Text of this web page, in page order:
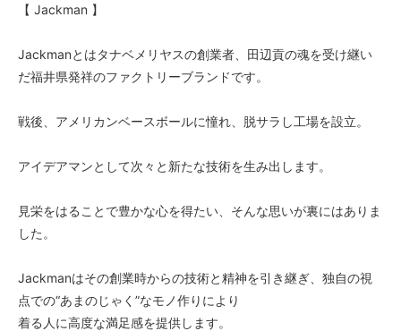
【 Jackman 】
Jackmanとはタナベメリヤスの創業者、田辺貢の魂を受け継い
だ福井県発祥のファクトリーブランドです。
戦後、アメリカンベースボールに憧れ、脱サラし工場を設立。
アイデアマンとして次々と新たな技術を生み出します。
見栄をはることで豊かな心を得たい、そんな思いが裏にはありま
した。
Jackmanはその創業時からの技術と精神を引き継ぎ、独自の視
点での“あまのじゃく”なモノ作りにより
着る人に高度な満足感を提供します。